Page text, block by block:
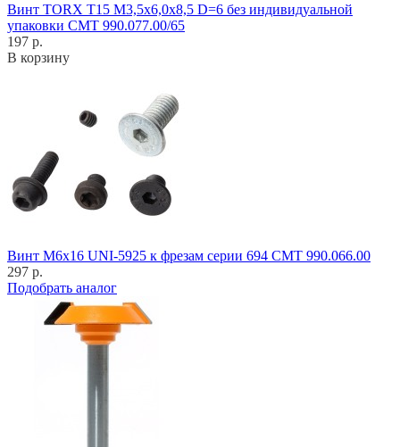
Винт TORX T15 M3,5x6,0x8,5 D=6 без индивидуальной
упаковки CMT 990.077.00/65
197 р.
В корзину
Винт M6x16 UNI-5925 к фрезам серии 694 CMT 990.066.00
297 р.
Подобрать аналог